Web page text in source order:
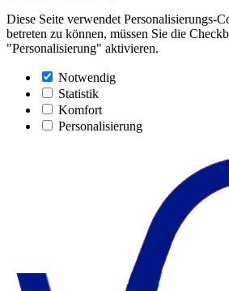
Diese Seite verwendet Personalisierungs-
betreten zu können, müssen Sie die
"Personalisierung" aktivieren.
Notwendig
Statistik
Komfort
Personalisierung